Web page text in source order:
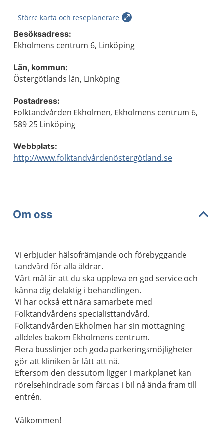
Större karta och reseplanerare
Besöksadress:
Ekholmens centrum 6, Linköping
Län, kommun:
Östergötlands län, Linköping
Postadress:
Folktandvården Ekholmen, Ekholmens centrum 6,
589 25 Linköping
Webbplats:
http://www.folktandvårdenöstergötland.se
Om oss
Vi erbjuder hälsofrämjande och förebyggande
tandvård för alla åldrar.
Vårt mål är att du ska uppleva en god service och
känna dig delaktig i behandlingen.
Vi har också ett nära samarbete med
Folktandvårdens specialisttandvård.
Folktandvården Ekholmen har sin mottagning
alldeles bakom Ekholmens centrum.
Flera busslinjer och goda parkeringsmöjligheter
gör att kliniken är lätt att nå.
Eftersom den dessutom ligger i markplanet kan
rörelsehindrade som färdas i bil nå ända fram till
entrén.
Välkommen!